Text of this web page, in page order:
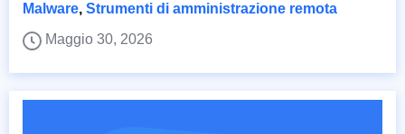
Malware, Strumenti di amministrazione remota
Maggio 30, 2026